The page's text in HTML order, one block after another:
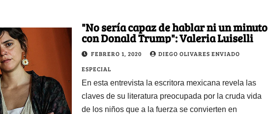
"No sería capaz de hablar ni un minuto
con Donald Trump": Valeria Luiselli
FEBRERO 1, 2020
DIEGO OLIVARES ENVIADO
ESPECIAL
En esta entrevista la escritora mexicana revela las
claves de su literatura preocupada por la cruda vida
de los niños que a la fuerza se convierten en